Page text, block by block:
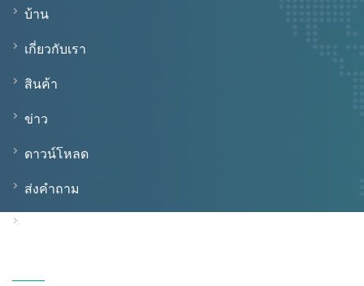
บ้าน
เกี่ยวกับเรา
สินค้า
ข่าว
ดาวน์โหลด
ส่งคำถาม